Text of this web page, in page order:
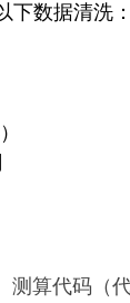
数据清洗：
测算代码（